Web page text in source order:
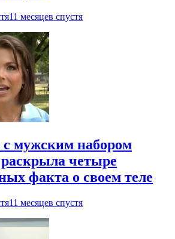
11 месяцев спустя
мужским набором
четыре
факта о своем теле
11 месяцев спустя